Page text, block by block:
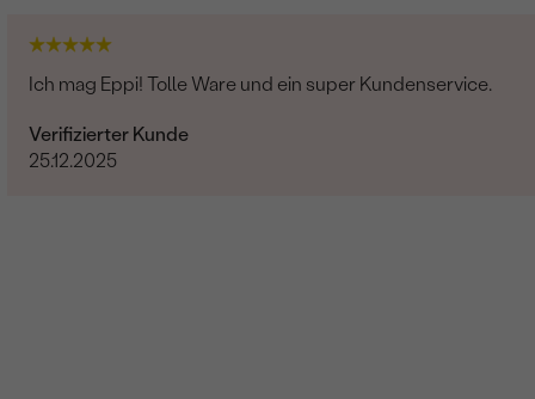
Ich mag Eppi! Tolle Ware und ein super Kundenservice.
Verifizierter Kunde
25.12.2025